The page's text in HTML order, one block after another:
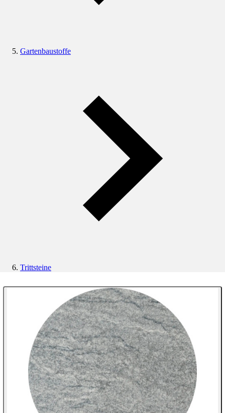
Gartenbaustoffe
Trittsteine